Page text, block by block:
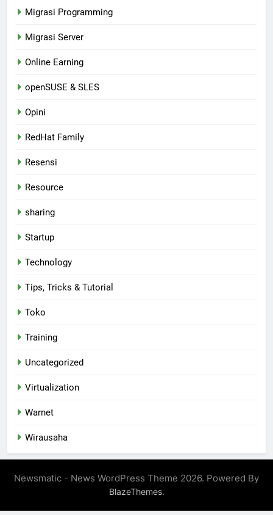
Migrasi Programming
Migrasi Server
Online Earning
openSUSE & SLES
Opini
RedHat Family
Resensi
Resource
sharing
Startup
Technology
Tips, Tricks & Tutorial
Toko
Training
Uncategorized
Virtualization
Warnet
Wirausaha
Newsmatic - News WordPress Theme 2026. Powered By
BlazeThemes.